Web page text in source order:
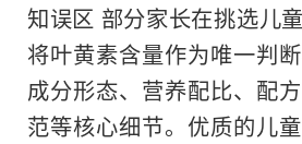
知误区 部分家长在挑选儿
将叶黄素含量作为唯一判
成分形态、营养配比、配
范等核心细节。优质的儿